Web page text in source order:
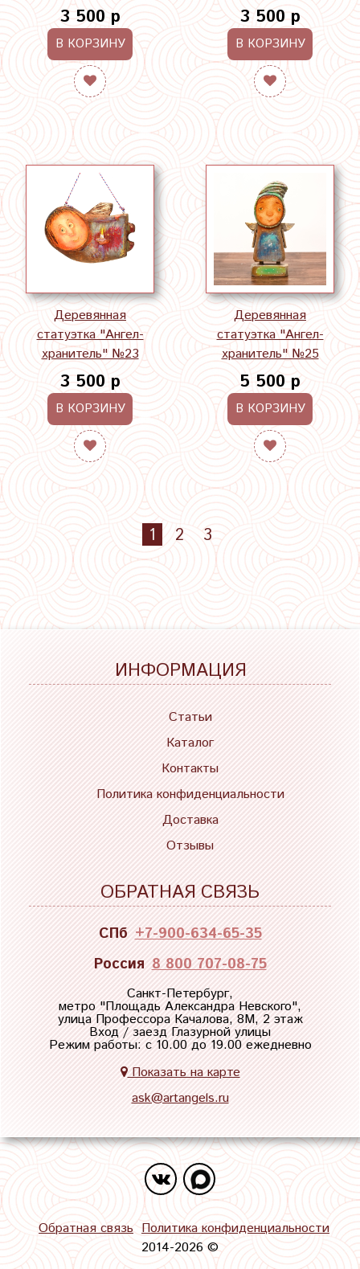
3 500 р
В КОРЗИНУ
3 500 р
В КОРЗИНУ
Деревянная
статуэтка "Ангел-
хранитель" №23
3 500 р
В КОРЗИНУ
Деревянная
статуэтка "Ангел-
хранитель" №25
5 500 р
В КОРЗИНУ
1 2 3
ИНФОРМАЦИЯ
Статьи
Каталог
Контакты
Политика конфиденциальности
Доставка
Отзывы
ОБРАТНАЯ СВЯЗЬ
СПб +7-900-634-65-35
Россия 8 800 707-08-75
Санкт-Петербург,
метро "Площадь Александра Невского",
улица Профессора Качалова, 8М, 2 этаж
Вход / заезд Глазурной улицы
Режим работы: с 10.00 до 19.00 ежедневно
Показать на карте
ask@artangels.ru
Обратная связь Политика конфиденциальности
2014-2026 ©